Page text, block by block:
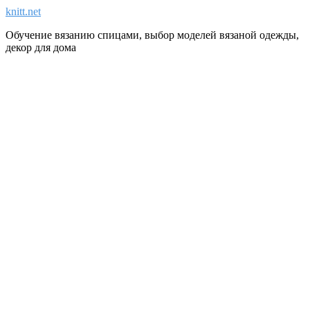
knitt.net
Обучение вязанию спицами, выбор моделей вязаной одежды,
декор для дома